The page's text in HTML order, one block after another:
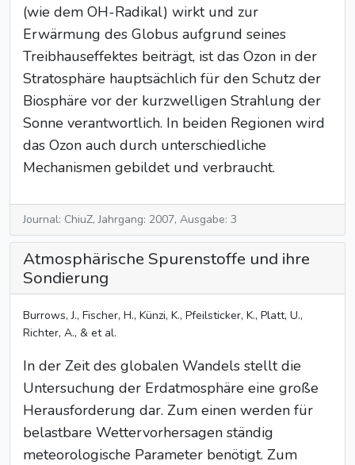
(wie dem OH-Radikal) wirkt und zur
Erwärmung des Globus aufgrund seines
Treibhauseffektes beiträgt, ist das Ozon in der
Stratosphäre hauptsächlich für den Schutz der
Biosphäre vor der kurzwelligen Strahlung der
Sonne verantwortlich. In beiden Regionen wird
das Ozon auch durch unterschiedliche
Mechanismen gebildet und verbraucht.
Journal: ChiuZ, Jahrgang: 2007, Ausgabe: 3
Atmosphärische Spurenstoffe und ihre
Sondierung
Burrows, J., Fischer, H., Künzi, K., Pfeilsticker, K., Platt, U.,
Richter, A., & et al.
In der Zeit des globalen Wandels stellt die
Untersuchung der Erdatmosphäre eine große
Herausforderung dar. Zum einen werden für
belastbare Wettervorhersagen ständig
meteorologische Parameter benötigt. Zum